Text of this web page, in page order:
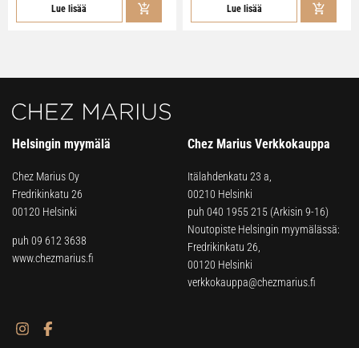
Lue lisää Lue lisää
Helsingin myymälä
Chez Marius Oy
Fredrikinkatu 26
00120 Helsinki
puh 09 612 3638
www.chezmarius.fi
Chez Marius Verkkokauppa
Itälahdenkatu 23 a,
00210 Helsinki
puh 040 1955 215 (Arkisin 9-16)
Noutopiste Helsingin myymälässä:
Fredrikinkatu 26,
00120 Helsinki
verkkokauppa@chezmarius.fi